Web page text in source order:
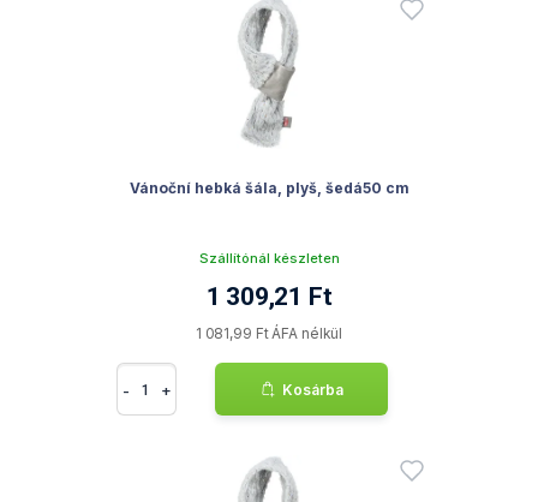
Vánoční hebká šála, plyš, šedá50 cm
Szállítónál készleten
1 309,21 Ft
1 081,99 Ft ÁFA nélkül
- + Kosárba